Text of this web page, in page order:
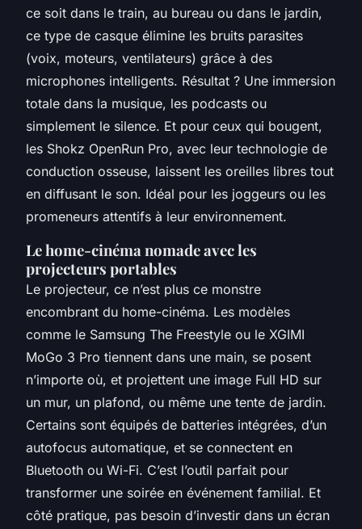
ce soit dans le train, au bureau ou dans le jardin,
ce type de casque élimine les bruits parasites
(voix, moteurs, ventilateurs) grâce à des
microphones intelligents. Résultat ? Une immersion
totale dans la musique, les podcasts ou
simplement le silence. Et pour ceux qui bougent,
les Shokz OpenRun Pro, avec leur technologie de
conduction osseuse, laissent les oreilles libres tout
en diffusant le son. Idéal pour les joggeurs ou les
promeneurs attentifs à leur environnement.
Le home-cinéma nomade avec les
projecteurs portables
Le projecteur, ce n’est plus ce monstre
encombrant du home-cinéma. Les modèles
comme le Samsung The Freestyle ou le XGIMI
MoGo 3 Pro tiennent dans une main, se posent
n’importe où, et projettent une image Full HD sur
un mur, un plafond, ou même une tente de jardin.
Certains sont équipés de batteries intégrées, d’un
autofocus automatique, et se connectent en
Bluetooth ou Wi-Fi. C’est l’outil parfait pour
transformer une soirée en événement familial. Et
côté pratique, pas besoin d’investir dans un écran